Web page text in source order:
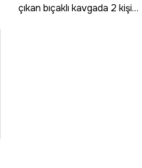
çıkan bıçaklı kavgada 2 kişi